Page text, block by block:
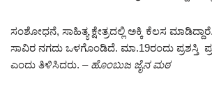
ಸಂಶೋಧನೆ, ಸಾಹಿತ್ಯ ಕ್ಷೇತ್ರದಲ್ಲಿ ಅಕ್ಕಿ ಕೆಲಸ
ಸಾವಿರ ನಗದು ಒಳಗೊಂಡಿದೆ. ಮಾ.19ರಂದು ಪ್ರಶಸ್ತಿ
ಎಂದು ತಿಳಿಸಿದರು. – ಹೊಂಬುಜ ಜೈನ ಮಠ